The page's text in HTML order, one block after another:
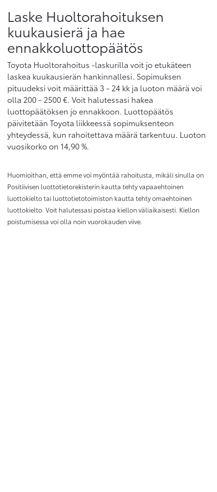
Laske Huoltorahoituksen
kuukausierä ja hae
ennakkoluottopäätös
Toyota Huoltorahoitus -laskurilla voit jo etukäteen
laskea kuukausierän hankinnallesi. Sopimuksen
pituudeksi voit määrittää 3 - 24 kk ja luoton määrä voi
olla 200 - 2500 €. Voit halutessasi hakea
luottopäätöksen jo ennakkoon. Luottopäätös
päivitetään Toyota liikkeessä sopimuksenteon
yhteydessä, kun rahoitettava määrä tarkentuu. Luoton
vuosikorko on 14,90 %.
Huomioithan, että emme voi myöntää rahoitusta, mikäli sinulla on
Positiivisen luottotietorekisterin kautta tehty vapaaehtoinen
luottokielto tai luottotietotoimiston kautta tehty omaehtoinen
luottokielto. Voit halutessasi poistaa kiellon väliaikaisesti. Kiellon
poistumisessa voi olla noin vuorokauden viive.